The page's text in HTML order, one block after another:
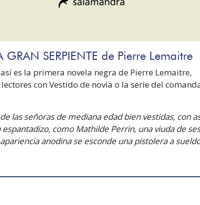
GRAN SERPIENTE de Pierre Lemaitre
es la primera novela negra de Pierre Lemaitre,
con Vestido de novia o Ia serie del
las señoras de mediana edad bien vestidas, con
como Mathilde Perrin, una viuda de
anodina se esconde una pistolera a